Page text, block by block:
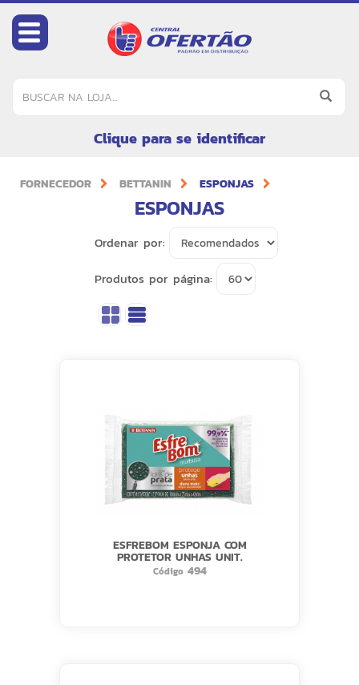
Clique para se identificar
FORNECEDOR BETTANIN ESPONJAS
ESPONJAS
Ordenar por:
Produtos por página:
ESFREBOM ESPONJA COM
PROTETOR UNHAS UNIT.
Código494